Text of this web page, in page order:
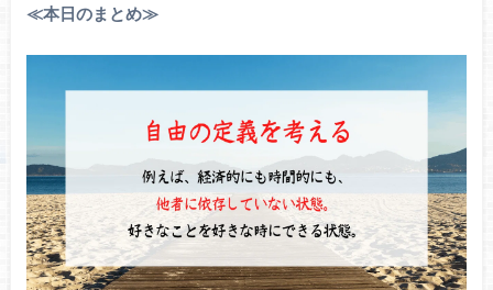
≪本日のまとめ≫